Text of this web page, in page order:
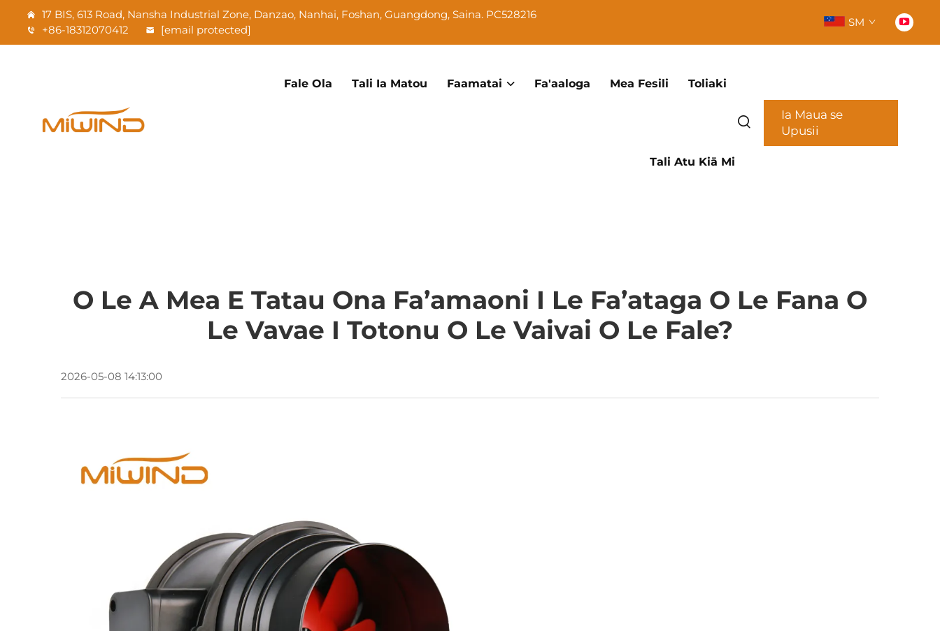
17 BIS, 613 Road, Nansha Industrial Zone, Danzao, Nanhai, Foshan, Guangdong, Saina. PC528216
+86-18312070412
[email protected]
SM
Fale Ola Tali Ia Matou Faamatai Fa'aaloga Mea Fesili Toliaki
Tali Atu Kiā Mi
Ia Maua se
Upusii
O Le A Mea E Tatau Ona Fa’amaoni I Le Fa’ataga O Le Fana O
Le Vavae I Totonu O Le Vaivai O Le Fale?
2026-05-08 14:13:00